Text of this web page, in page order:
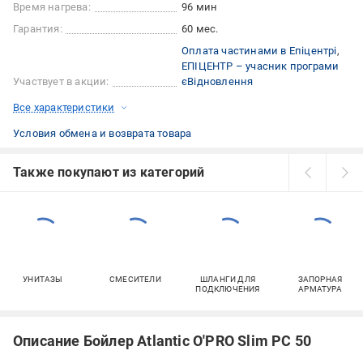
Время нагрева:
96 мин
Гарантия:
60 мес.
Участвует в акции:
Оплата частинами в Епіцентрі
ЕПІЦЕНТР – учасник програми
єВідновлення
Все характеристики
Условия обмена и возврата товара
Также покупают из категорий
УНИТАЗЫ СМЕСИТЕЛИ
ШЛАНГИ ДЛЯ
ПОДКЛЮЧЕНИЯ
ЗАПОРНАЯ
АРМАТУРА
Описание Бойлер Atlantic O'PRO Slim PC 50